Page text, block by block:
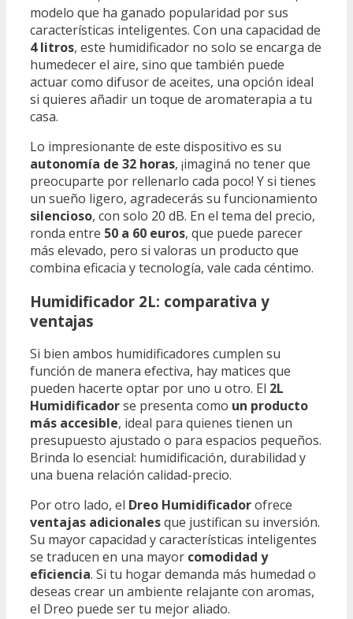
modelo que ha ganado popularidad por sus
características inteligentes. Con una capacidad de
4 litros, este humidificador no solo se encarga de
humedecer el aire, sino que también puede
actuar como difusor de aceites, una opción ideal
si quieres añadir un toque de aromaterapia a tu
casa.
Lo impresionante de este dispositivo es su
autonomía de 32 horas, ¡imaginá no tener que
preocuparte por rellenarlo cada poco! Y si tienes
un sueño ligero, agradecerás su funcionamiento
silencioso, con solo 20 dB. En el tema del precio,
ronda entre 50 a 60 euros, que puede parecer
más elevado, pero si valoras un producto que
combina eficacia y tecnología, vale cada céntimo.
Humidificador 2L: comparativa y
ventajas
Si bien ambos humidificadores cumplen su
función de manera efectiva, hay matices que
pueden hacerte optar por uno u otro. El 2L
Humidificadorse presenta como un producto
más accesible, ideal para quienes tienen un
presupuesto ajustado o para espacios pequeños.
Brinda lo esencial: humidificación, durabilidad y
una buena relación calidad-precio.
Por otro lado, el Dreo Humidificadorofrece
ventajas adicionalesque justifican su inversión.
Su mayor capacidad y características inteligentes
se traducen en una mayor comodidad y
eficiencia. Si tu hogar demanda más humedad o
deseas crear un ambiente relajante con aromas,
el Dreo puede ser tu mejor aliado.